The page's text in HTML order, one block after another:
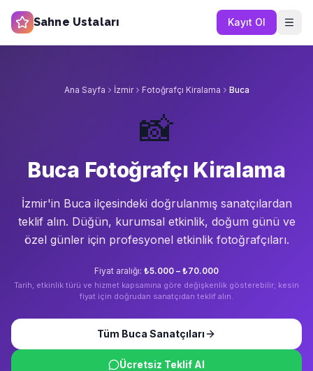
Sahne Ustaları Kayıt Ol
Ana Sayfa İzmir Fotoğrafçı Kiralama Buca
📸
Buca Fotoğrafçı Kiralama
İzmir'in Buca ilçesindeki doğrulanmış sanatçılardan
teklif alın. Düğün, kurumsal etkinlik, doğum günü ve
özel günler için profesyonel etkinlik fotoğrafçıları.
Fiyat aralığı: ₺5.000 – ₺70.000
Tarih, etkinlik türü ve hizmet kapsamına göre değişkenlik gösterebilir; kesin
fiyat için doğrudan sanatçıdan teklif alın.
Tüm Buca Sanatçıları
Ücretsiz Teklif Al